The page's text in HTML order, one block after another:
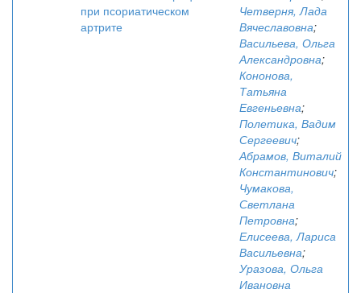
при псориатическом
артрите
Четверня, Лада
Вячеславовна;
Васильева, Ольга
Александровна;
Кононова,
Татьяна
Евгеньевна;
Полетика, Вадим
Сергеевич;
Абрамов, Виталий
Константинович;
Чумакова,
Светлана
Петровна;
Елисеева, Лариса
Васильевна;
Уразова, Ольга
Ивановна